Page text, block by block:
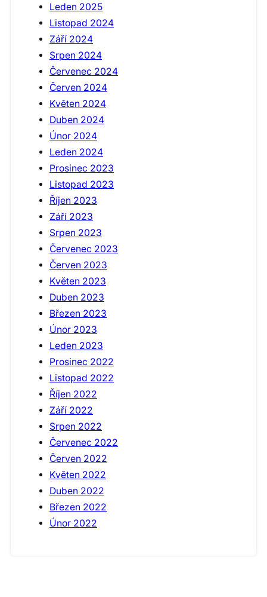
Leden 2025
Listopad 2024
Září 2024
Srpen 2024
Červenec 2024
Červen 2024
Květen 2024
Duben 2024
Únor 2024
Leden 2024
Prosinec 2023
Listopad 2023
Říjen 2023
Září 2023
Srpen 2023
Červenec 2023
Červen 2023
Květen 2023
Duben 2023
Březen 2023
Únor 2023
Leden 2023
Prosinec 2022
Listopad 2022
Říjen 2022
Září 2022
Srpen 2022
Červenec 2022
Červen 2022
Květen 2022
Duben 2022
Březen 2022
Únor 2022